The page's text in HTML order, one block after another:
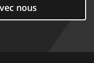
nous